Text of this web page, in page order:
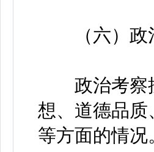
（六）政
政治考察按
想、道德品
等方面的情